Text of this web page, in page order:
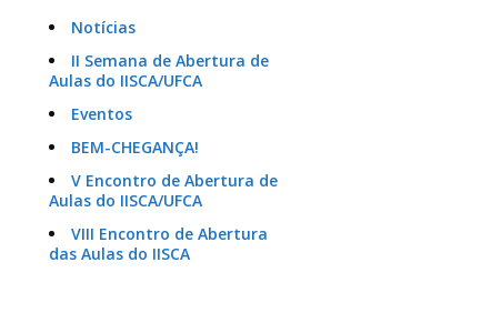
Notícias
II Semana de Abertura de
Aulas do IISCA/UFCA
Eventos
BEM-CHEGANÇA!
V Encontro de Abertura de
Aulas do IISCA/UFCA
VIII Encontro de Abertura
das Aulas do IISCA